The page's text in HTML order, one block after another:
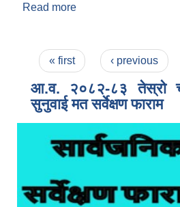
Read more
Pages
« first ‹ previous
आ.व. २०८२-८३ तेस्रो
सुनुवाई मत सर्वेक्षण फाराम